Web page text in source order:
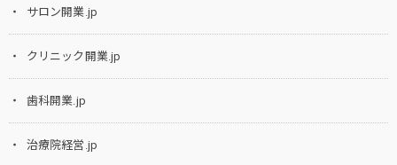
サロン開業.jp
クリニック開業.jp
歯科開業.jp
治療院経営.jp